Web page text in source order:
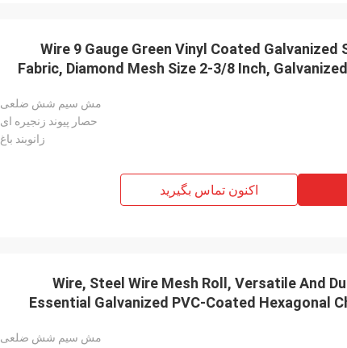
Wire 9 Gauge Green Vinyl Coated Galvanized
Fabric, Diamond Mesh Size 2-3/8 Inch,
مش سیم شش ضلعی
حصار پیوند زنجیره ای
زانوبند باغ
اکنون تماس بگیرید
Wire, Steel Wire Mesh Roll, Versatile And
Essential Galvanized PVC-Coated Hexagonal
مش سیم شش ضلعی